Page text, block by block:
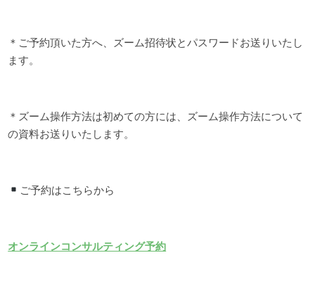
＊ご予約頂いた方へ、ズーム招待状とパスワードお送りいたし
ます。
＊ズーム操作方法は初めての方には、ズーム操作方法について
の資料お送りいたします。
ご予約はこちらから
オンラインコンサルティング予約